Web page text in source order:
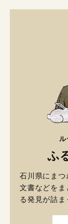
ル
ふ
石川県にまつ
文書などをま
る発見が詰ま